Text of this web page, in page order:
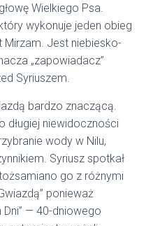
Wielkiego Psa.
wykonuje jeden obieg
Mirzam. Jest niebiesko-
„zapowiadacz”
Syriuszem.
bardzo znaczącą.
długiej niewidoczności
wody w Nilu,
Syriusz spotkał
go z różnymi
ponieważ
— 40-dniowego